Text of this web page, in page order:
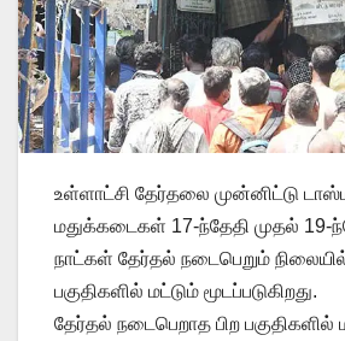
உள்ளாட்சி தேர்தலை முன்னிட்டு
மதுக்கடைகள் 17-ந்தேதி முதல் 19-
நாட்கள் தேர்தல் நடைபெறும் நிலையில்
பகுதிகளில் மட்டும் மூடப்படுகிறது.
தேர்தல் நடைபெறாத பிற